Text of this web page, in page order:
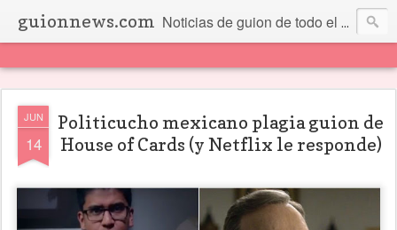
guionnews.com Noticias de guion de todo el mundo... Y más.
JUN
14
Politicucho mexicano plagia guion de
House of Cards (y Netflix le responde)